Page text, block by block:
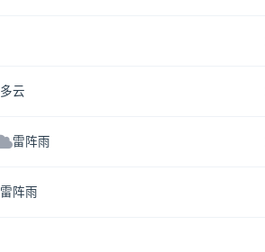
多云
雷阵雨
雷阵雨